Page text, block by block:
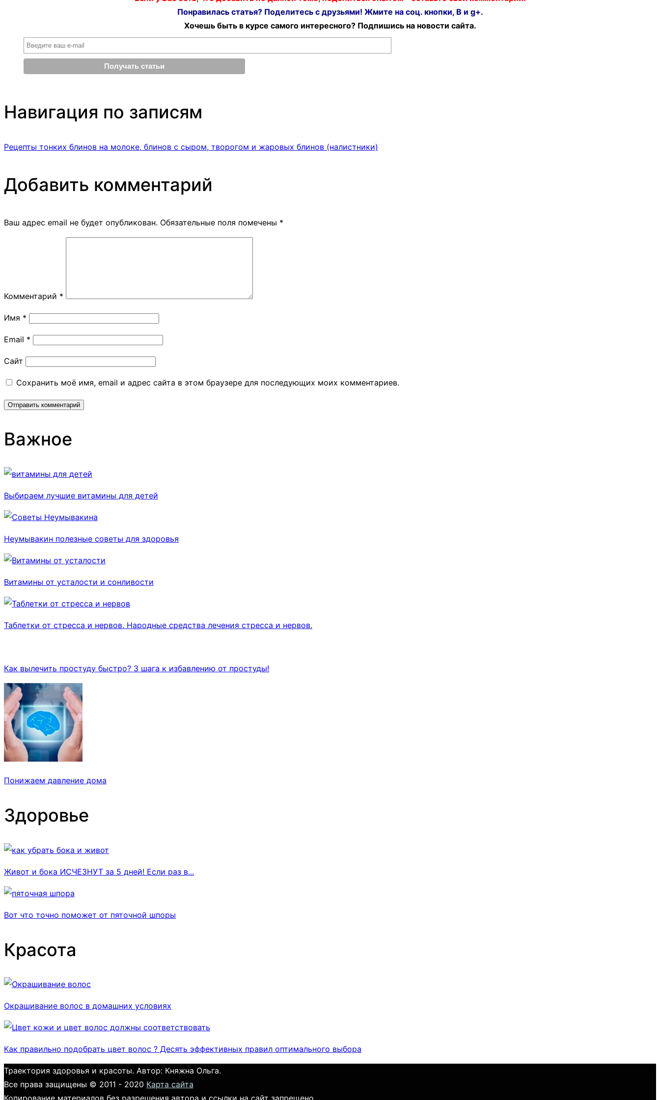
Понравилась статья? Поделитесь с друзьями! Жмите на соц. кнопки, В и g+.
Хочешь быть в курсе самого интересного? Подпишись на новости сайта.
Навигация по записям
Рецепты тонких блинов на молоке, блинов с сыром, творогом и жаровых блинов (налистники)
Добавить комментарий
Ваш адрес email не будет опубликован. Обязательные поля помечены *
Комментарий *
Имя *
Email *
Сайт
Сохранить моё имя, email и адрес сайта в этом браузере для последующих моих комментариев.
Важное
Выбираем лучшие витамины для детей
Неумывакин полезные советы для здоровья
Витамины от усталости и сонливости
Таблетки от стресса и нервов. Народные средства лечения стресса и нервов.
Как вылечить простуду быстро? 3 шага к избавлению от простуды!
Понижаем давление дома
Здоровье
Живот и бока ИСЧЕЗНУТ за 5 дней! Если раз в...
Вот что точно поможет от пяточной шпоры
Красота
Окрашивание волос в домашних условиях
Как правильно подобрать цвет волос ? Десять эффективных правил оптимального выбора
Траектория здоровья и красоты. Автор: Княжна Ольга.
Все права защищены © 2011 - 2020 Карта сайта